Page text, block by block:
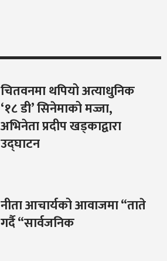
चितवनमा थपियो अत्याधुनिक
‘१८ डी’ सिनेमाको मज्जा,
अभिनेता प्रदीप खड्काद्वारा
उद्घाटन
नीता आचार्यको आवाजमा “ताते
गर्दै “सार्वजनिक